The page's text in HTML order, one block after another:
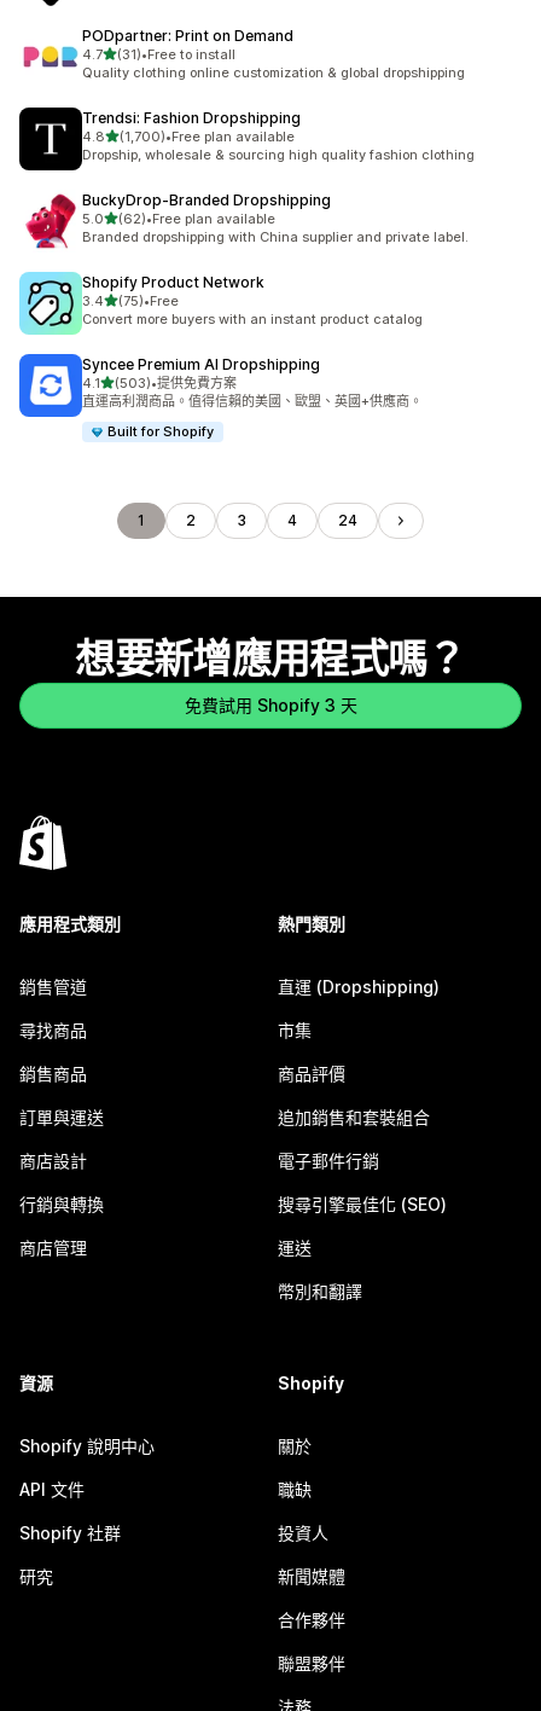
PODpartner: Print on Demand
4.7滿分 5 顆星
(31)
共有 31 則評價
•Free to install
Quality clothing online customization & global dropshipping
Trendsi: Fashion Dropshipping
4.8滿分 5 顆星
(1,700)
共有 1700 則評價
•Free plan available
Dropship, wholesale & sourcing high quality fashion clothing
BuckyDrop‑Branded Dropshipping
5.0滿分 5 顆星
(62)
共有 62 則評價
•Free plan available
Branded dropshipping with China supplier and private label.
Shopify Product Network
3.4滿分 5 顆星
(75)
共有 75 則評價
•Free
Convert more buyers with an instant product catalog
Syncee Premium AI Dropshipping
4.1滿分 5 顆星
(503)
共有 503 則評價
•提供免費方案
直運高利潤商品。值得信賴的美國、歐盟、英國+供應商。
Built for Shopify
1 2 3 4 24
想要新增應用程式嗎？
免費試用 Shopify 3 天
應用程式類別
銷售管道
尋找商品
銷售商品
訂單與運送
商店設計
行銷與轉換
商店管理
熱門類別
直運 (Dropshipping)
市集
商品評價
追加銷售和套裝組合
電子郵件行銷
搜尋引擎最佳化 (SEO)
運送
幣別和翻譯
資源
Shopify 說明中心
API 文件
Shopify 社群
研究
Shopify
關於
職缺
投資人
新聞媒體
合作夥伴
聯盟夥伴
法務